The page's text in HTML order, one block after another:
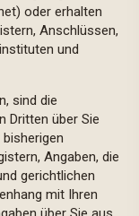
oder erhalten
Anschlüssen,
und
sind die
Dritten über Sie
Angaben, die
gerichtlichen
mit Ihren